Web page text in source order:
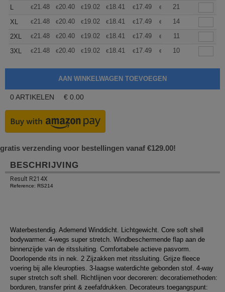
L
€21.48 €20.40 €19.02 €18.41 €17.49 € 17.03
21
XL
€21.48 €20.40 €19.02 €18.41 €17.49 € 17.03
14
2XL
€21.48 €20.40 €19.02 €18.41 €17.49 € 17.03
11
3XL
€21.48 €20.40 €19.02 €18.41 €17.49 € 17.03
10
0 ARTIKELEN € 0.00
gratis verzending voor bestellingen vanaf €129.00!
BESCHRIJVING
Result R214X
Reference: RS214
Waterbestendig. Ademend Winddicht. Lichtgewicht. Core soft shell
bodywarmer. 4-wegs super stretch. Windbeschermende flap aan de
binnenzijde van de ritssluiting. Comfortabele actieve pasvorm.
Doorlopende rits in nek. 2 Zijzakken met ritssluiting. Grijze fleece
voering bij alle kleuropties. 3-laagse waterdichte gebonden stof. 4-way
super stretch soft shell. Richtlijnen voor decoreren: decoratiemethoden:
borduren, transfer print & zeefafdrukken. Decorateurs toegangspunt: